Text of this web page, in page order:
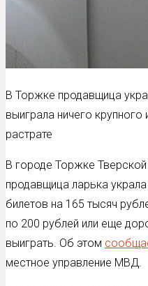
В Торжке продавщица
выиграла ничего
растрате
В городе Торжке Тверской
продавщица ларька
билетов на 165 тысяч
по 200 рублей или еще
выиграть. Об этом
местное управление МВД.